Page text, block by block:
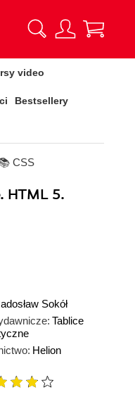
video
Bestsellery
📚 CSS
HTML 5.
Sokół
Tablice
Helion